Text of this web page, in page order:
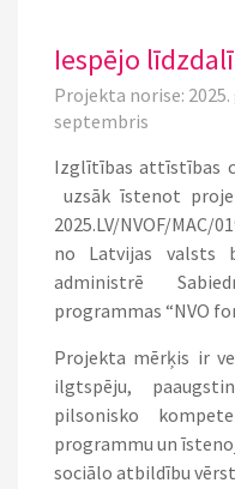
Iespējo
Projekta norise: 2025.
septembris
Izglītības attīstības
uzsāk īstenot
2025.LV/NVOF/
no Latvijas valsts
administrē
programmas “NVO
Projekta mērķis ir
ilgtspēju,
pilsonisko
programmu un
sociālo atbildību